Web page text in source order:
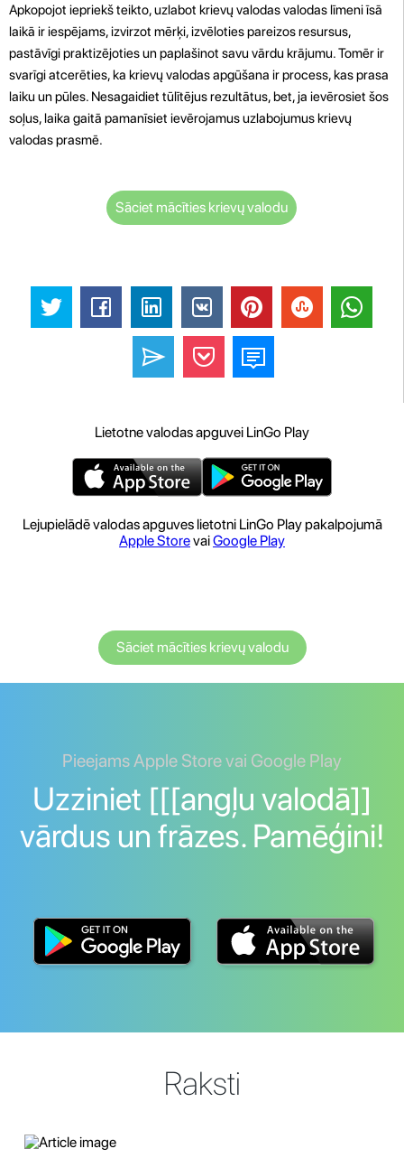
Apkopojot iepriekš teikto, uzlabot krievų valodas valodas līmeni īsā
laikā ir iespējams, izvirzot mērķi, izvēloties pareizos resursus,
pastāvīgi praktizējoties un paplašinot savu vārdu krājumu. Tomēr ir
svarīgi atcerēties, ka krievų valodas apgūšana ir process, kas prasa
laiku un pūles. Nesagaidiet tūlītējus rezultātus, bet, ja ievērosiet šos
soļus, laika gaitā pamanīsiet ievērojamus uzlabojumus krievų
valodas prasmē.
Sāciet mācīties krievų valodu
Lietotne valodas apguvei LinGo Play
Lejupielādē valodas apguves lietotni LinGo Play pakalpojumā
Apple StorevaiGoogle Play
Sāciet mācīties krievų valodu
Pieejams Apple Store vai Google Play
Uzziniet [[[angļu valodā]]
vārdus un frāzes. Pamēģini!
Raksti